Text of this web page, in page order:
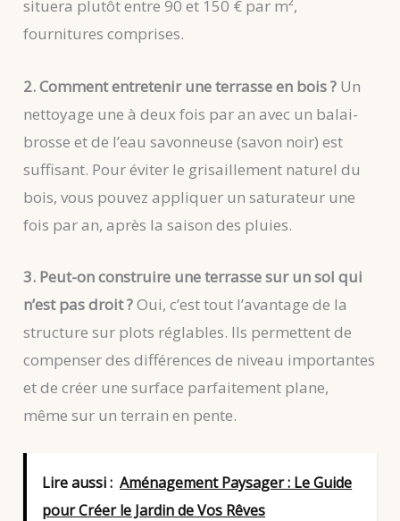
situera plutôt entre 90 et 150 € par m²,
fournitures comprises.
2. Comment entretenir une terrasse en bois ? Un
nettoyage une à deux fois par an avec un balai-
brosse et de l’eau savonneuse (savon noir) est
suffisant. Pour éviter le grisaillement naturel du
bois, vous pouvez appliquer un saturateur une
fois par an, après la saison des pluies.
3. Peut-on construire une terrasse sur un sol qui
n’est pas droit ?Oui, c’est tout l’avantage de la
structure sur plots réglables. Ils permettent de
compenser des différences de niveau importantes
et de créer une surface parfaitement plane,
même sur un terrain en pente.
Lire aussi : Aménagement Paysager : Le Guide
pour Créer le Jardin de Vos Rêves